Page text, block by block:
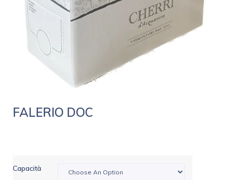
FALERIO DOC
Capacità